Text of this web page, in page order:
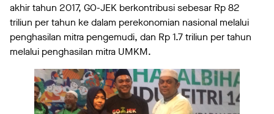
akhir tahun 2017, GO-JEK berkontribusi sebesar Rp 82
triliun per tahun ke dalam perekonomian nasional melalui
penghasilan mitra pengemudi, dan Rp 1.7 triliun per tahun
melalui penghasilan mitra UMKM.